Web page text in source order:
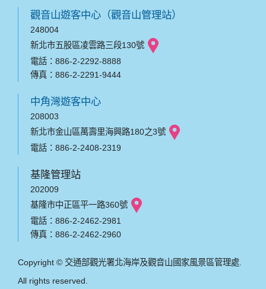
觀音山遊客中心（觀音山管理站）
248004
新北市五股區凌雲路三段130號
電話：886-2-2292-8888
傳真：886-2-2291-9444
中角灣遊客中心
208003
新北市金山區萬壽里海興路180之3號
電話：886-2-2408-2319
基隆管理站
202009
基隆市中正區平一路360號
電話：886-2-2462-2981
傳真：886-2-2462-2960
Copyright © 交通部觀光署北海岸及觀音山國家風景區管理處.
All rights reserved.